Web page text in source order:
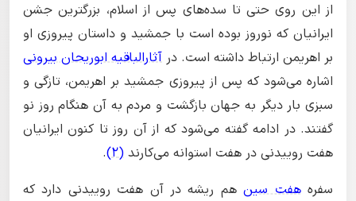
از این روی حتی تا سده‌های پس از اسلام، بزرگترین جشن
ایرانیان که نوروز بوده است با جمشید و داستان پیروزی او
بر اهریمن ارتباط داشته است. در آثارالباقیه ابوریحان بیرونی
اشاره می‌شود که پس از پیروزی جمشید بر اهریمن، تازگی و
سبزی بار دیگر به جهان بازگشت و مردم به آن هنگام روز نو
گفتند. در ادامه گفته می‌شود که از آن روز تا کنون ایرانیان
هفت روییدنی در هفت استوانه می‌کارند (2)
.
سفرههفت سینهم ریشه در آن هفت روییدنی دارد که